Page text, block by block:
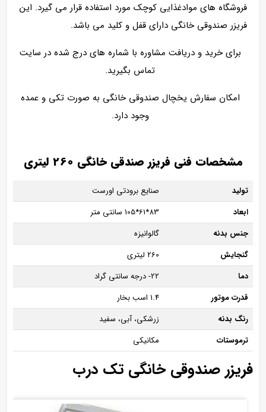
فروشگاه های موادغذایی کوچک مورد استفاده قرار می گیرد. این
فریزر صندوقی خانگی دارای قفل و کلید می باشد.
برای خرید و دریافت مشاوره با شماره های درج شده در سایت
تماس بگیرید.
امکان سفارش یخچال صندوقی خانگی به صورت تکی و عمده
وجود دارد.
مشخصات فنی فریزر صندقی خانگی 260 لیتری
تولید
صنایع برودتی اورست
ابعاد
83*61*105 سانتی متر
جنس بدنه
گالوانیزه
گنجایش
260 لیتری
دما
22- درجه سانتی گراد
قدرت موتور
1.4 اسب بخار
رنگ بدنه
زرشکی، آبی، سفید
ترموستات
مکانیکی
فریزر صندوقی خانگی تک درب